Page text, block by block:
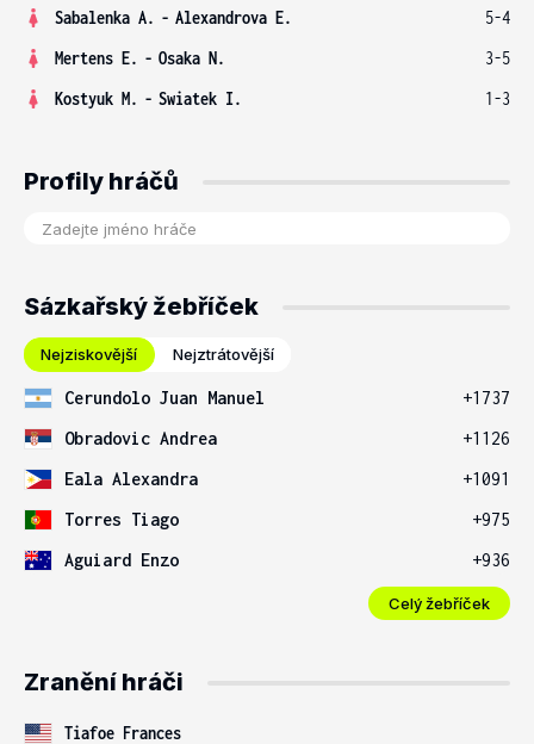
Sabalenka A. - Alexandrova E.
5-4
Mertens E. - Osaka N.
3-5
Kostyuk M. - Swiatek I. 1-3
Profily hráčů
Sázkařský žebříček
Nejziskovější Nejztrátovější
Cerundolo Juan Manuel
+1737
Obradovic Andrea
+1126
Eala Alexandra
+1091
Torres Tiago
+975
Aguiard Enzo
+936
Celý žebříček
Zranění hráči
Tiafoe Frances